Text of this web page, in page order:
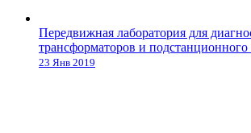
Передвижная лаборатория для
трансформаторов и подстанционного
23 Янв 2019